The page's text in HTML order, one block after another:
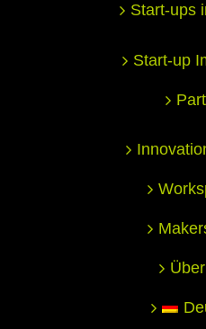
Start-ups
Start-up